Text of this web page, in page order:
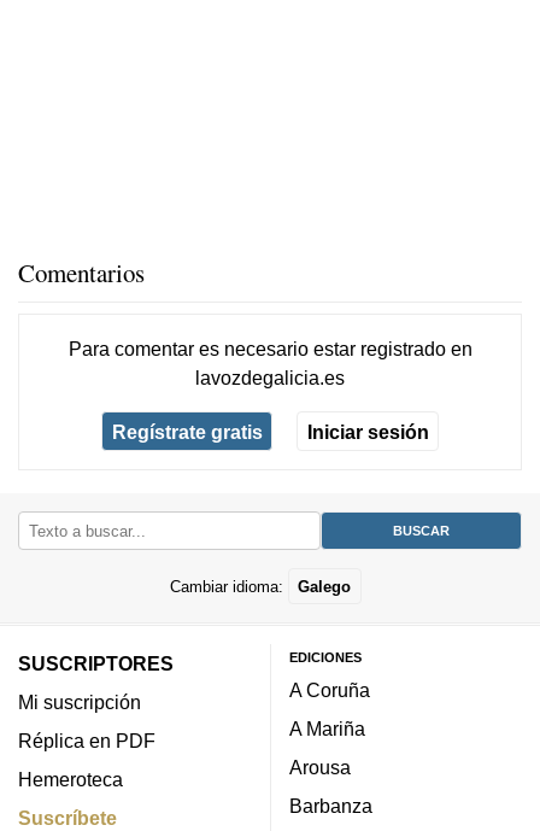
Comentarios
Para comentar es necesario estar registradoen
lavozdegalicia.es
Regístrate gratis Iniciar sesión
Cambiar idioma: Galego
SUSCRIPTORES
Mi suscripción
Réplica en PDF
Hemeroteca
Suscríbete
EDICIONES
A Coruña
A Mariña
Arousa
Barbanza